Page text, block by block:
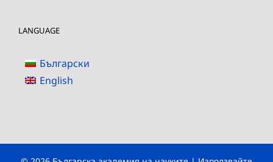
LANGUAGE
Български
English